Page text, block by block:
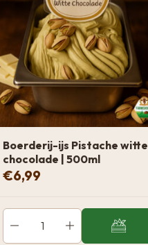
Boerderij-ijs Pistache witte
chocolade | 500ml
€6,99